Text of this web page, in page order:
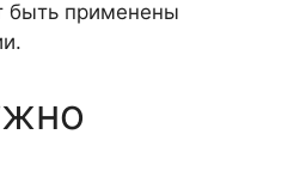
быть применены